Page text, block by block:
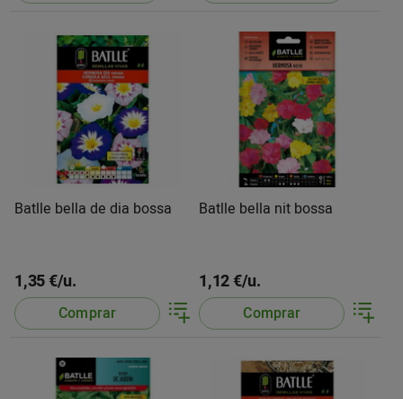
Batlle bella de dia bossa
1,35 €/u.
Comprar
Batlle bella nit bossa
1,12 €/u.
Comprar